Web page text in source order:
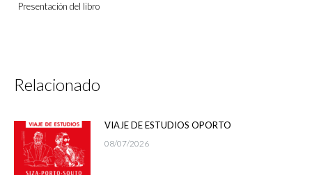
Presentación del libro
Relacionado
VIAJE DE ESTUDIOS OPORTO
08/07/2026